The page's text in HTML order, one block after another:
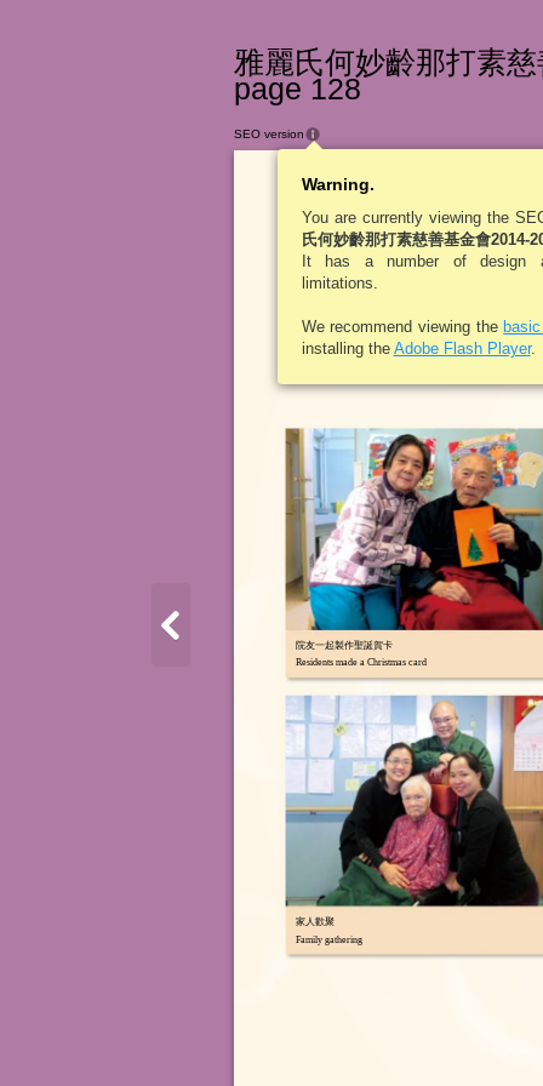
雅麗氏何妙齡那打素
page 128
院友一起製作聖誕賀卡
Residents made a Christmas card
家人歡聚
Family gathering
整體而言，本院服務廣受服務使用者的讚
賞，全年收到院友及其家屬共 26封書面讚
賞，表示感謝院方的照顧。而在年度服務
調查分析中亦顯示超過
駐院醫生、復康及物理治療服務、飯廳及
走廊之整潔表示極度讚賞。
SEO version
Warning.
You are currently viewing the
氏何妙齡那打素慈善基金會2014-
It has a number of design
limitations.
We recommend viewing the
installing the Adobe Flash Player.